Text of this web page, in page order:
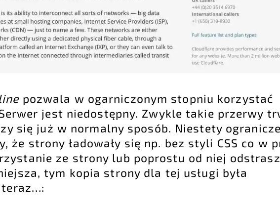
pozwala w ogarniczonym stopniu korzystać
jest niedostępny. Zwykle takie przerwy
się już w normalny sposób. Niestety
że strony ładowały się np. bez styli CSS co w
ze strony lub poprostu od niej
tym kopia strony dla tej usługi była
teraz…: